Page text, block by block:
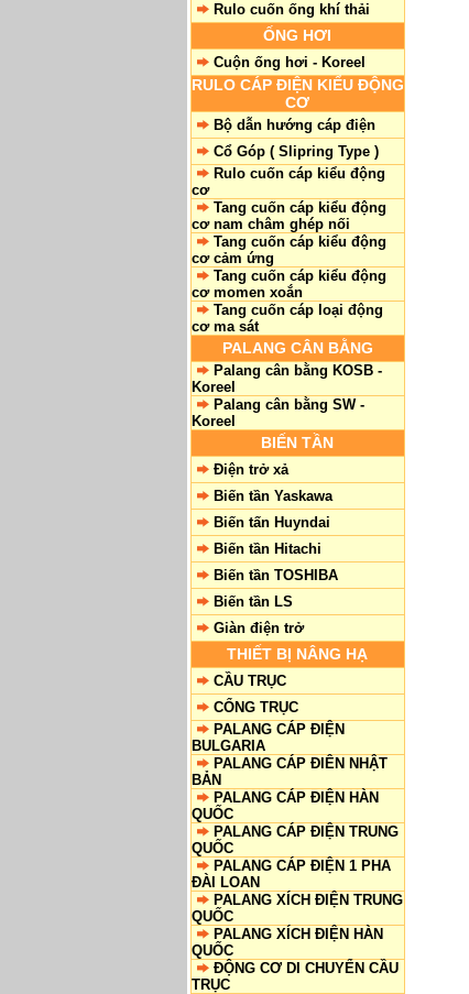
Rulo cuốn ống khí thải
ỐNG HƠI
Cuộn ống hơi - Koreel
RULO CÁP ĐIỆN KIỂU ĐỘNG
CƠ
Bộ dẫn hướng cáp điện
Cổ Góp ( Slipring Type )
Rulo cuốn cáp kiểu động
cơ
Tang cuốn cáp kiểu động
cơ nam châm ghép nối
Tang cuốn cáp kiểu động
cơ cảm ứng
Tang cuốn cáp kiểu động
cơ momen xoắn
Tang cuốn cáp loại động
cơ ma sát
PALANG CÂN BẰNG
Palang cân bằng KOSB -
Koreel
Palang cân bằng SW -
Koreel
BIẾN TẦN
Điện trở xả
Biến tần Yaskawa
Biến tấn Huyndai
Biến tần Hitachi
Biến tần TOSHIBA
Biến tần LS
Giàn điện trở
THIẾT BỊ NÂNG HẠ
CẦU TRỤC
CỔNG TRỤC
PALANG CÁP ĐIỆN
BULGARIA
PALANG CÁP ĐIÊN NHẬT
BẢN
PALANG CÁP ĐIỆN HÀN
QUỐC
PALANG CÁP ĐIỆN TRUNG
QUỐC
PALANG CÁP ĐIỆN 1 PHA
ĐÀI LOAN
PALANG XÍCH ĐIỆN TRUNG
QUỐC
PALANG XÍCH ĐIỆN HÀN
QUỐC
ĐỘNG CƠ DI CHUYỂN CẦU
TRỤC